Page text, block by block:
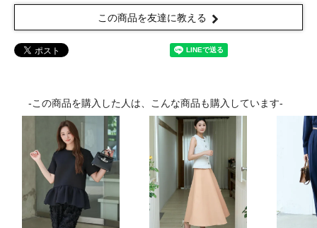
この商品を友達に教える
-この商品を購入した人は、こんな商品も購入しています-